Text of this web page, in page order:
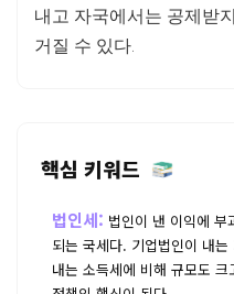
내고 자국에서는 공제받
거질 수 있다.
핵심 키워드
법인세: 법인이 낸 이익에 부
되는 국세다. 기업법인이 내
내는 소득세에 비해 규모도